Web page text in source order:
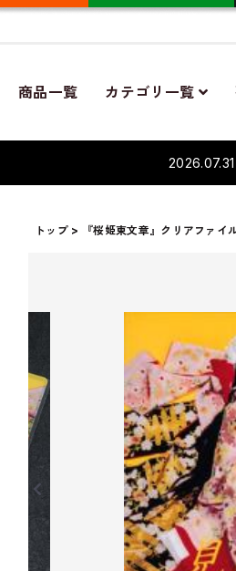
商品一覧 カテゴリ一覧
ブロマイド7月
月替クリアファイル
月替マグネット
トップ 『桜姫東文章』クリアファイ